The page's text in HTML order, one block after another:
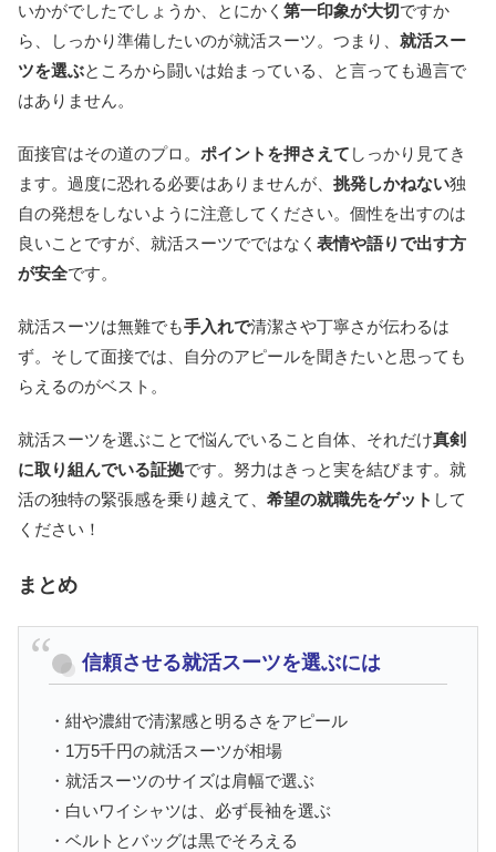
いかがでしたでしょうか、とにかく 第一印象が大切ですか
ら、しっかり準備したいのが就活スーツ。つまり、 就活スー
ツを選ぶところから闘いは始まっている、と言っても過言で
はありません。
面接官はその道のプロ。 ポイントを押さえて しっかり見てき
ます。過度に恐れる必要はありませんが、 挑発しかねない独
自の発想をしないように注意してください。個性を出すのは
良いことですが、就活スーツでではなく 表情や語りで出す方
が安全です。
就活スーツは無難でも手入れで清潔さや丁寧さが伝わるは
ず。そして面接では、自分のアピールを聞きたいと思っても
らえるのがベスト。
就活スーツを選ぶことで悩んでいること自体、それだけ真剣
に取り組んでいる証拠です。努力はきっと実を結びます。就
活の独特の緊張感を乗り越えて、 希望の就職先をゲット して
ください！
まとめ
信頼させる就活スーツを選ぶには
・紺や濃紺で清潔感と明るさをアピール
・1万5千円の就活スーツが相場
・就活スーツのサイズは肩幅で選ぶ
・白いワイシャツは、必ず長袖を選ぶ
・ベルトとバッグは黒でそろえる